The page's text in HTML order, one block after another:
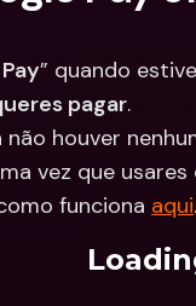
” quando
pagar.
não houver
vez que usares
funciona aqui.